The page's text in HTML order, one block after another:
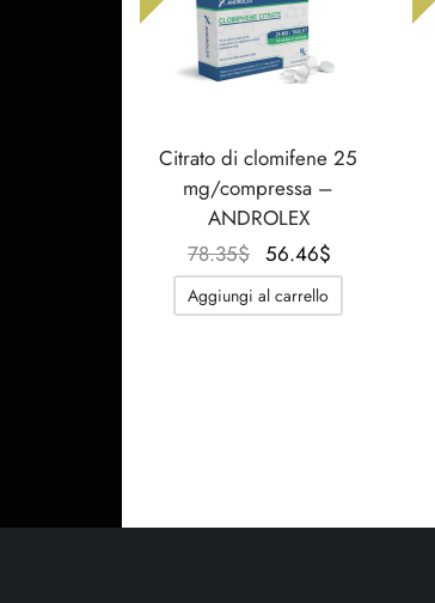
Citrato di clomifene 25
mg/compressa –
ANDROLEX
78.35$
Il
prezzo
originale
56.46$
prezzo
attuale
Aggiungi al carrello